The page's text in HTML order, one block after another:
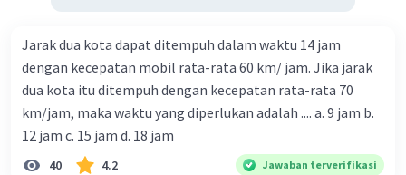
Jarak dua kota dapat ditempuh dalam waktu 14 jam
dengan kecepatan mobil rata-rata 60 km/ jam. Jika jarak
dua kota itu ditempuh dengan kecepatan rata-rata 70
km/jam, maka waktu yang diperlukan adalah .... a. 9 jam b.
12 jam c. 15 jam d. 18 jam
40 4.2 Jawaban terverifikasi